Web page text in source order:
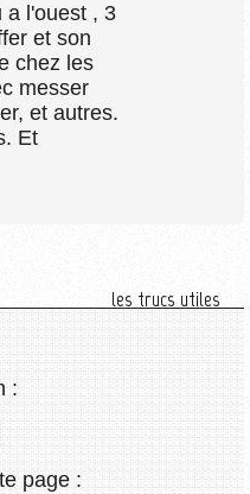
a l'ouest , 3
et son
chez les
messer
et autres.
Et
les trucs utiles
:
page :